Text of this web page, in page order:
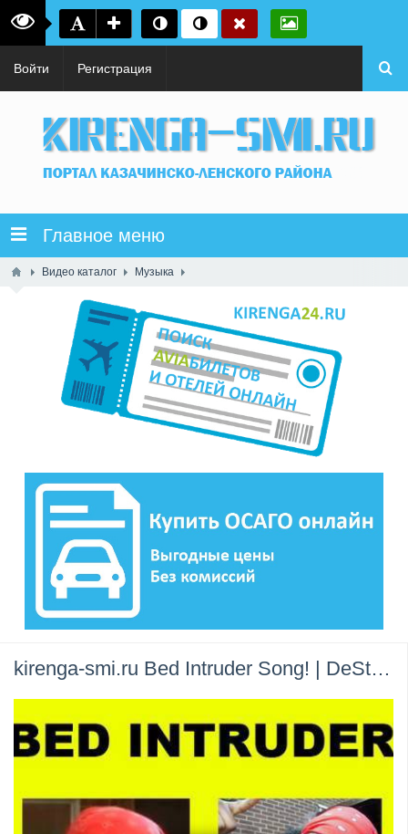
Войти Регистрация
Главное меню
Видео каталог Музыка
kirenga-smi.ru Bed Intruder Song! | DeStorm - Cover